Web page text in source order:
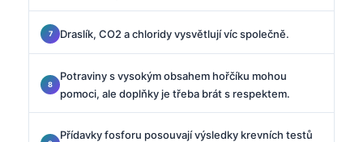
Draslík, CO2 a chloridy vysvětlují víc společně.
Potraviny s vysokým obsahem hořčíku mohou
pomoci, ale doplňky je třeba brát s respektem.
Přídavky fosforu posouvají výsledky krevních testů